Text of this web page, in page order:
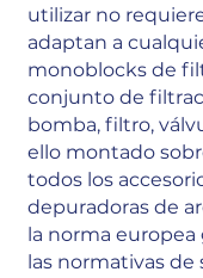
utilizar no
adaptan a
monoblocks de
conjunto de
bomba, filtro,
ello montado
todos los
depuradoras de
la norma
las normativas de